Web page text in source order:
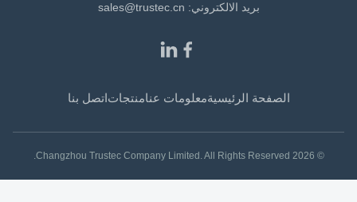
بريد الالكتروني: sales@trustec.cn
الصفحة الرئيسيةمعلومات عنامنتجاتاتصل بنا